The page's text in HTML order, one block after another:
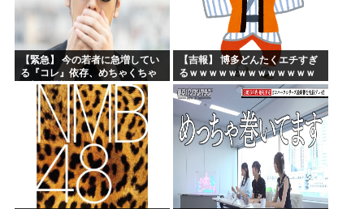
【緊急】 今の若者に急増してい
る『コレ』依存、めちゃくちゃ
深刻な模様w w w w w w w w w w
【吉報】 博多どんたくエチすぎ
るｗｗｗｗｗｗｗｗｗｗｗｗｗ
ｗｗ